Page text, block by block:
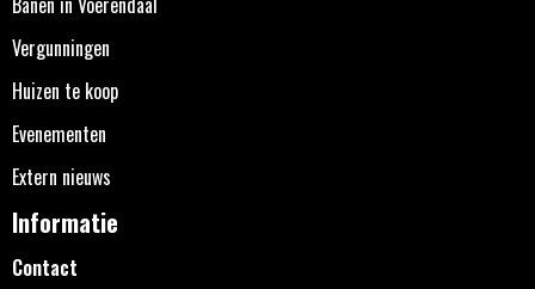
Vergunningen
Huizen te koop
Evenementen
Extern nieuws
Informatie
Contact